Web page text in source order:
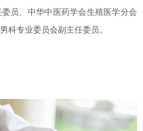
员、中华中医药学会生殖医学分会
科专业委员会副主任委员。